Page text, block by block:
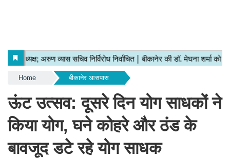
Home बीकानेर आसपास
ऊंट उत्सव: दूसरे दिन योग साधकों ने
किया योग, घने कोहरे और ठंड के
बावजूद डटे रहे योग साधक